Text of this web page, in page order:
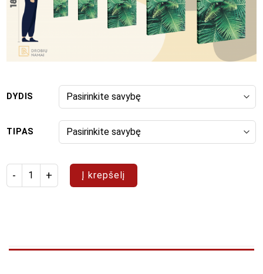
DYDIS
TIPAS
produkto kiekis: Paveikslas "Pop Art 26"
Į krepšelį